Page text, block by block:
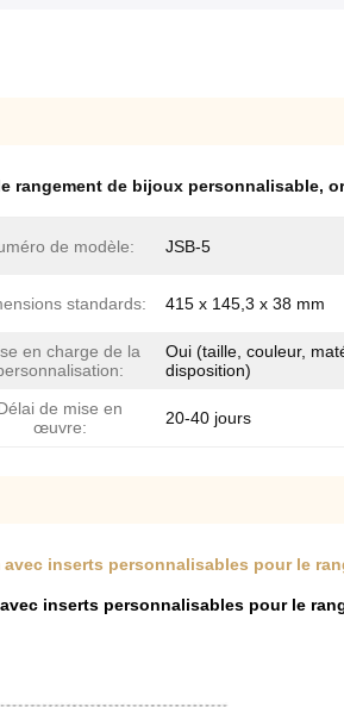
rangement de bijoux personnalisable,
de modèle: JSB-5
standards: 415 x 145,3 x 38 mm
en charge de la
Oui (taille, couleur,
disposition)
de mise en
œuvre:
20-40 jours
inserts personnalisables pour le
inserts personnalisables pour le